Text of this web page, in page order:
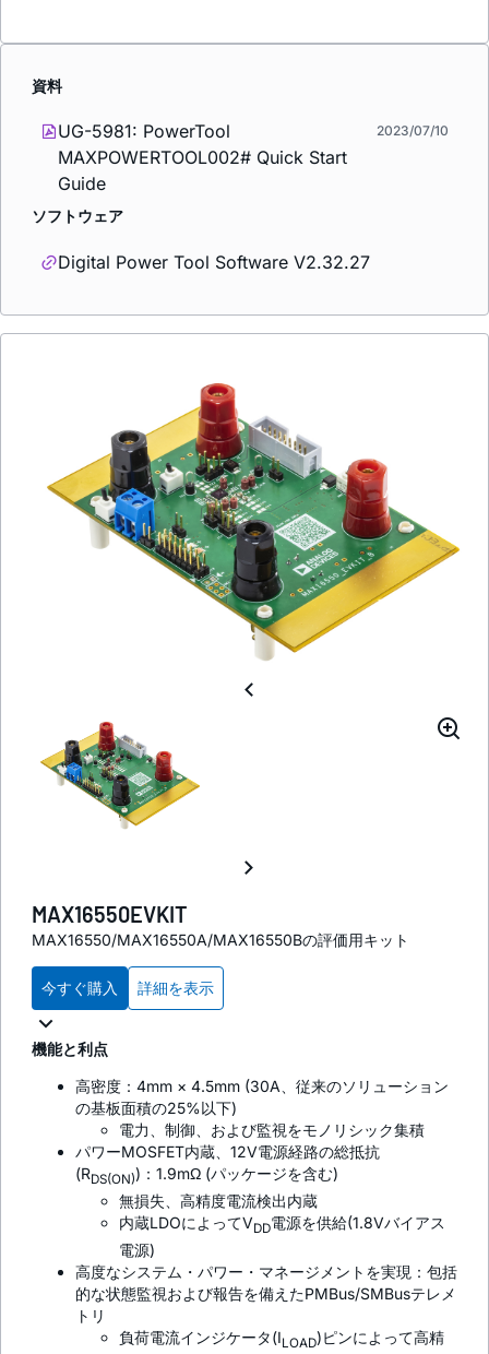
資料
UG-5981: PowerTool
MAXPOWERTOOL002# Quick Start
Guide
2023/07/10
ソフトウェア
Digital Power Tool Software V2.32.27
MAX16550EVKIT
MAX16550/MAX16550A/MAX16550Bの評価用キット
今すぐ購入 詳細を表示
機能と利点
高密度：4mm × 4.5mm (30A、従来のソリューション
の基板面積の25%以下)
電力、制御、および監視をモノリシック集積
パワーMOSFET内蔵、12V電源経路の総抵抗
(RDS(ON))：1.9mΩ (パッケージを含む)
無損失、高精度電流検出内蔵
内蔵LDOによってVDD電源を供給(1.8Vバイアス
電源)
高度なシステム・パワー・マネージメントを実現：包括
的な状態監視および報告を備えたPMBus/SMBusテレメ
トリ
負荷電流インジケータ(ILOAD)ピンによって高精